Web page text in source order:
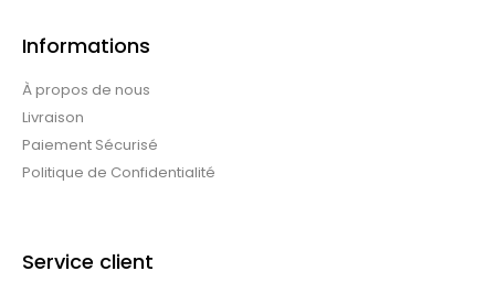
Informations
À propos de nous
Livraison
Paiement Sécurisé
Politique de Confidentialité
Service client